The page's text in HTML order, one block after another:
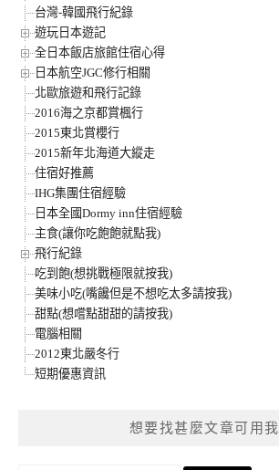
台灣-韓國飛行紀錄
遊玩日本遊記
全日本飯店旅館住宿心得
日本航空JGC修行相關
北歐旅遊和飛行記錄
2016海之京都賞楓行
2015東北賞櫻行
2015新年北海道大縱走
住宿好推薦
IHG集團住宿經驗
日本全國Dormy inn住宿經驗
主食(讓你吃飽飽就點我)
飛行紀錄
吃到飽(想挑戰極限就按我)
美味小吃(嘴饞但是不想吃太多請按我)
甜點(想嚐點甜甜的請按我)
電腦相關
2012東北嚴冬行
短期優惠資訊
想要找甚麼文章可用我